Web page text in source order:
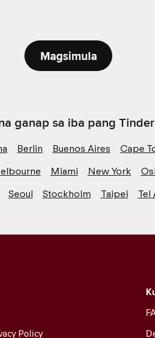
Magsimula
ganap sa iba pang
Berlin Buenos Aires Cape
Miami New York
Seoul Stockholm Taipei Tel
Policy